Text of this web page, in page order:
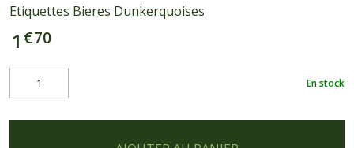
Etiquettes Bieres Dunkerquoises
1 €70
En stock